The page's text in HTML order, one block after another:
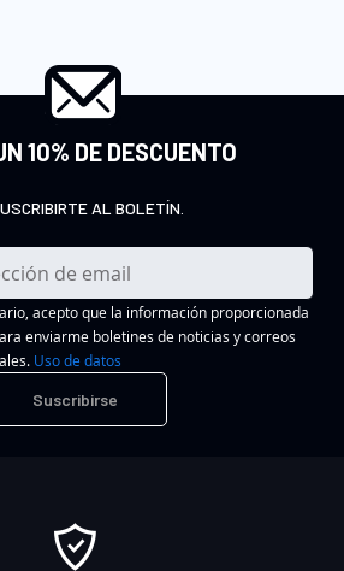
10% DE DESCUENTO
AL BOLETÍN.
acepto que la información proporcionada
enviarme boletines de noticias y correos
Uso de datos
Suscribirse